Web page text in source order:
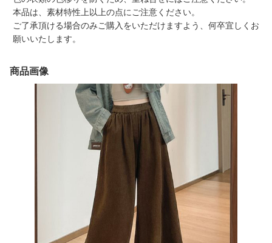
本品は、素材特性上以上の点にご注意ください。
ご了承頂ける場合のみご購入をいただけますよう、何卒宜しくお
願いいたします。
商品画像